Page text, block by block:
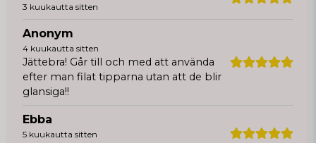
3 kuukautta sitten
Anonym
4 kuukautta sitten
Jättebra! Går till och med att använda
efter man filat tipparna utan att de blir
glansiga!!
Ebba
5 kuukautta sitten